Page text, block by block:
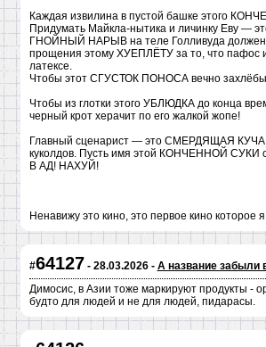
Каждая извилина в пустой башке этого
Придумать Майкла-нытика и личинку Еву —
ГНОЙНЫЙ НАРЫВ на теле Голливуда должен
прощения этому ХУЕПЛЁТУ за то, что пафос
латексе.
Чтобы этот СГУСТОК ПОНОСА вечно
Чтобы из глотки этого УБЛЮДКА до конца
черный крот херачит по его жалкой жопе!
Главный сценарист — это СМЕРДЯЩАЯ КУЧА
куколдов. Пусть имя этой КОНЧЕННОЙ СУКИ
В АД! НАХУЙ!
Ненавижу это кино, это первое кино
#64127 - 28.03.2026 - А название забыли
Димосис, в Азии тоже маркируют продукты -
будто для людей и не для людей, пидарасы.